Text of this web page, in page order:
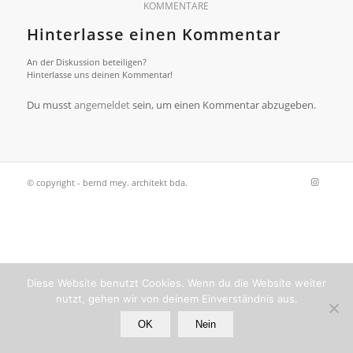
KOMMENTARE
Hinterlasse einen Kommentar
An der Diskussion beteiligen?
Hinterlasse uns deinen Kommentar!
Du musstangemeldetsein, um einen Kommentar abzugeben.
© copyright - bernd mey. architekt bda.
Diese Website benutzt Cookies. Wenn du die Website weiter
nutzt, gehen wir von deinem Einverständnis aus.
OK Nein